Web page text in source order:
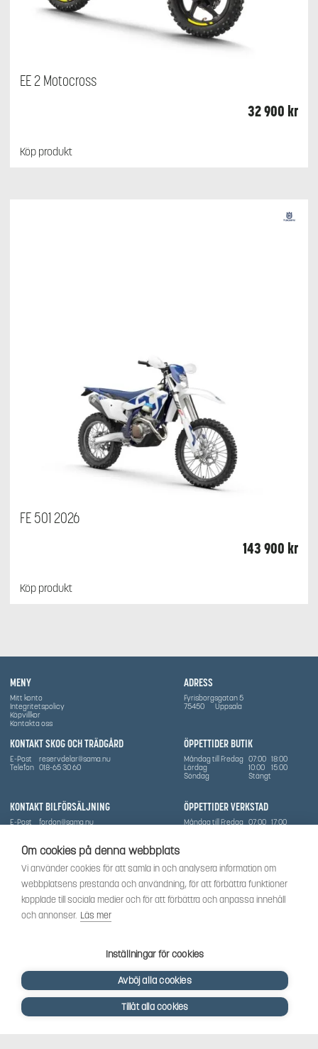
Om cookies på denna webbplats
Vi använder cookies för att samla in och analysera information om
webbplatsens prestanda och användning, för att förbättra funktioner
kopplade till sociala medier och för att förbättra och anpassa innehåll
och annonser. Läs mer
Inställningar för cookies
Avböj alla cookies
Tillåt alla cookies
EE 2 Motocross
32 900 kr
Köp produkt
FE 501 2026
143 900 kr
Köp produkt
MENY
Mitt konto
Integritetspolicy
Köpvillkor
Kontakta oss
ÖPPETTIDER BUTIK
Måndag till Fredag 07:00 18:00
Lördag
10:00
15:00
Söndag
Stängt
ÖPPETTIDER VERKSTAD
Måndag till Fredag 07:00 17:00
ADRESS
Fyrisborgsgatan 5
75450
Uppsala
KONTAKT SKOG OCH TRÄDGÅRD
E-Post
reservdelar@sama.nu
Telefon 018-65 30 60
KONTAKT BILFÖRSÄLJNING
E-Post
fordon@sama.nu
OM SÅMA
Vi har sedan 1970-talet levererat skog-och trädgårdsprodukter till Uppsala med omnejd. Vi
har idag även ett brett utbud av dessa produkter samt BRP:s produktsortiment, gällande
Can-Am, Sea-Doo.
Vi är certifierad serviceverkstad.
SOCIALT